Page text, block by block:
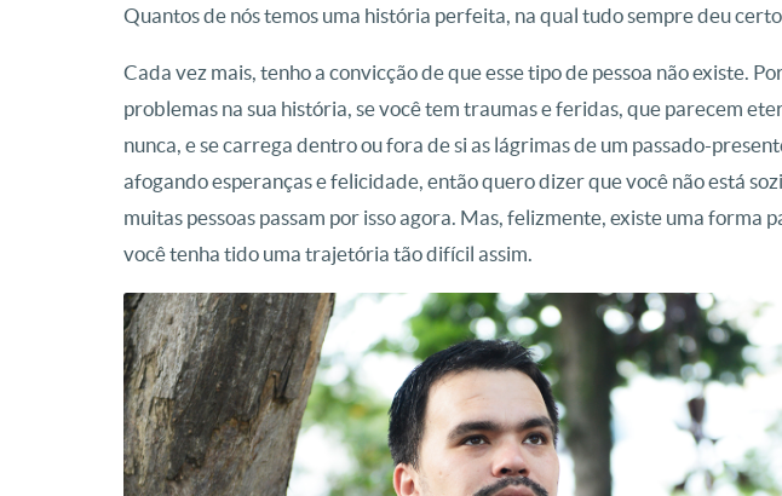
Quantos de nós temos uma história perfeita, na qual tudo sempre deu
Cada vez mais, tenho a convicção de que esse tipo de pessoa não existe.
problemas na sua história, se você tem traumas e feridas, que parecem
nunca, e se carrega dentro ou fora de si as lágrimas de um passado-
afogando esperanças e felicidade, então quero dizer que você não está
muitas pessoas passam por isso agora. Mas, felizmente, existe uma forma
você tenha tido uma trajetória tão difícil assim.